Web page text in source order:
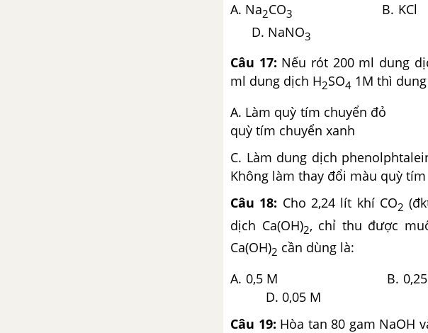
A. Na2CO3
B.
D. NaNO3
Câu 17: Nếu rót 200 ml dung
ml dung dịch H2SO4 1M thì
A. Làm quỳ
quỳ tím chuyển xanh
C. Làm dung dịch
Không làm thay đổi màu quỳ tím
Câu 18: Cho 2,24 lít khí CO2
dịch Ca(OH)2, chỉ thu được
Ca(OH)2 cần dùng là:
A. 0,5 M B.
D. 0,05 M
Câu 19: Hòa tan 80 gam NaOH